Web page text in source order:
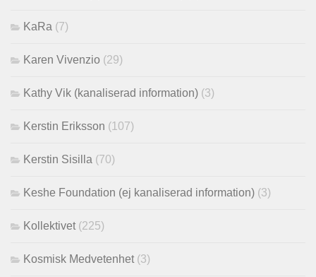
KaRa (7)
Karen Vivenzio (29)
Kathy Vik (kanaliserad information) (3)
Kerstin Eriksson (107)
Kerstin Sisilla (70)
Keshe Foundation (ej kanaliserad information) (3)
Kollektivet (225)
Kosmisk Medvetenhet (3)